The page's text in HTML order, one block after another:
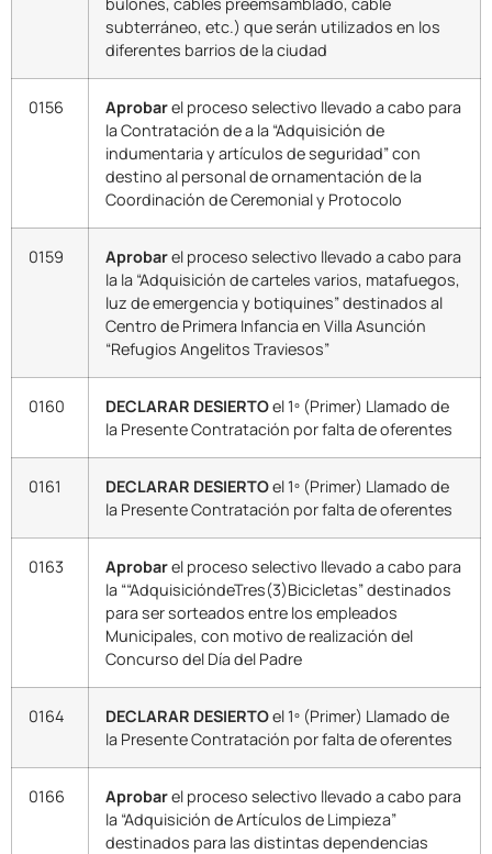
subterráneo, etc.) que serán utilizados en los
diferentes barrios de la ciudad
0156 Aprobarel proceso selectivo llevado a cabo para
la Contratación de a la “Adquisición de
indumentaria y artículos de seguridad” con
destino al personal de ornamentación de la
Coordinación de Ceremonial y Protocolo
0159 Aprobarel proceso selectivo llevado a cabo para
la la “Adquisición de carteles varios, matafuegos,
luz de emergencia y botiquines” destinados al
Centro de Primera Infancia en Villa Asunción
“Refugios Angelitos Traviesos”
0160 DECLARAR DESIERTOel 1º (Primer) Llamado de
la Presente Contratación por falta de oferentes
0161 DECLARAR DESIERTOel 1º (Primer) Llamado de
la Presente Contratación por falta de oferentes
0163 Aprobarel proceso selectivo llevado a cabo para
la ““AdquisicióndeTres(3)Bicicletas” destinados
para ser sorteados entre los empleados
Municipales, con motivo de realización del
Concurso del Día del Padre
0164 DECLARAR DESIERTOel 1º (Primer) Llamado de
la Presente Contratación por falta de oferentes
0166 Aprobarel proceso selectivo llevado a cabo para
la “Adquisición de Artículos de Limpieza”
destinados para las distintas dependencias